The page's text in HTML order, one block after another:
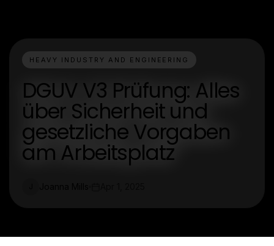
HEAVY INDUSTRY AND ENGINEERING
DGUV V3 Prüfung: Alles
über Sicherheit und
gesetzliche Vorgaben
am Arbeitsplatz